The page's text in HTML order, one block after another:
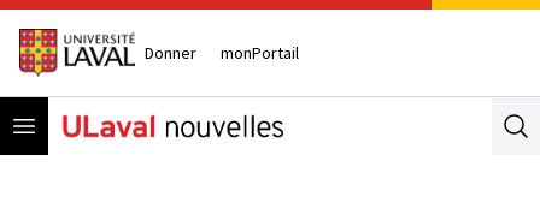
Donner monPortail
Open menu